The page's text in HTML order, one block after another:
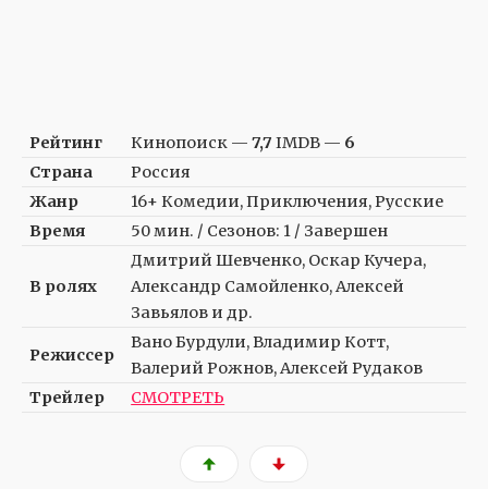
Рейтинг Кинопоиск —7,7 IMDB — 6
Страна
Россия
Жанр
16+ Комедии, Приключения, Русские
Время
50 мин. / Сезонов: 1 / Завершен
В ролях
Дмитрий Шевченко, Оскар Кучера,
Александр Самойленко, Алексей
Завьялов и др.
Режиссер
Вано Бурдули, Владимир Котт,
Валерий Рожнов, Алексей Рудаков
Трейлер
СМОТРЕТЬ